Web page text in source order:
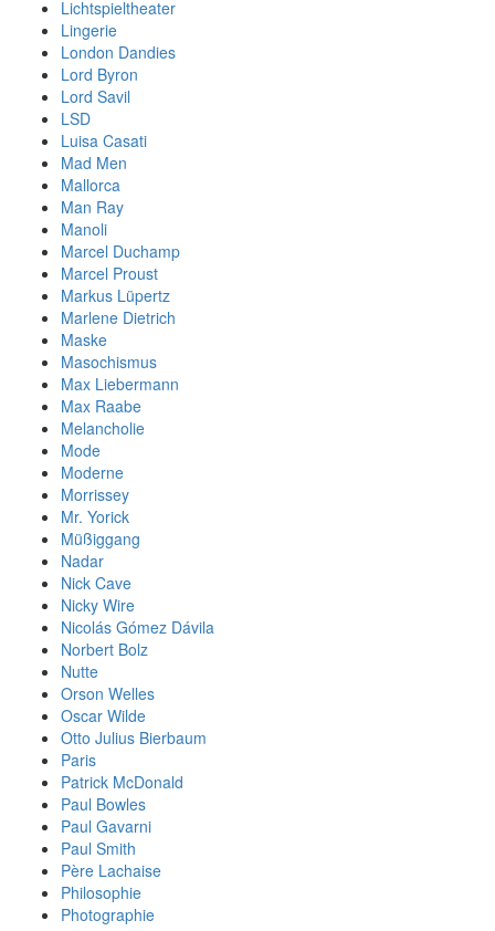
Lichtspieltheater
Lingerie
London Dandies
Lord Byron
Lord Savil
LSD
Luisa Casati
Mad Men
Mallorca
Man Ray
Manoli
Marcel Duchamp
Marcel Proust
Markus Lüpertz
Marlene Dietrich
Maske
Masochismus
Max Liebermann
Max Raabe
Melancholie
Mode
Moderne
Morrissey
Mr. Yorick
Müßiggang
Nadar
Nick Cave
Nicky Wire
Nicolás Gómez Dávila
Norbert Bolz
Nutte
Orson Welles
Oscar Wilde
Otto Julius Bierbaum
Paris
Patrick McDonald
Paul Bowles
Paul Gavarni
Paul Smith
Père Lachaise
Philosophie
Photographie